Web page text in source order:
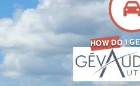
HOW DO I